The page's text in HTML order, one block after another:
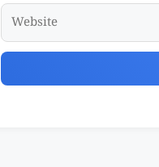
Website